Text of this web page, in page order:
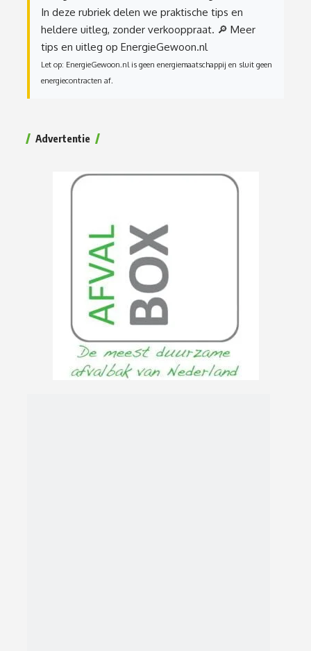
In deze rubriek delen we praktische tips en
heldere uitleg, zonder verkooppraat. 🔎 Meer
tips en uitleg op EnergieGewoon.nl
Let op: EnergieGewoon.nl is geen energiemaatschappij en sluit geen
energiecontracten af.
Advertentie